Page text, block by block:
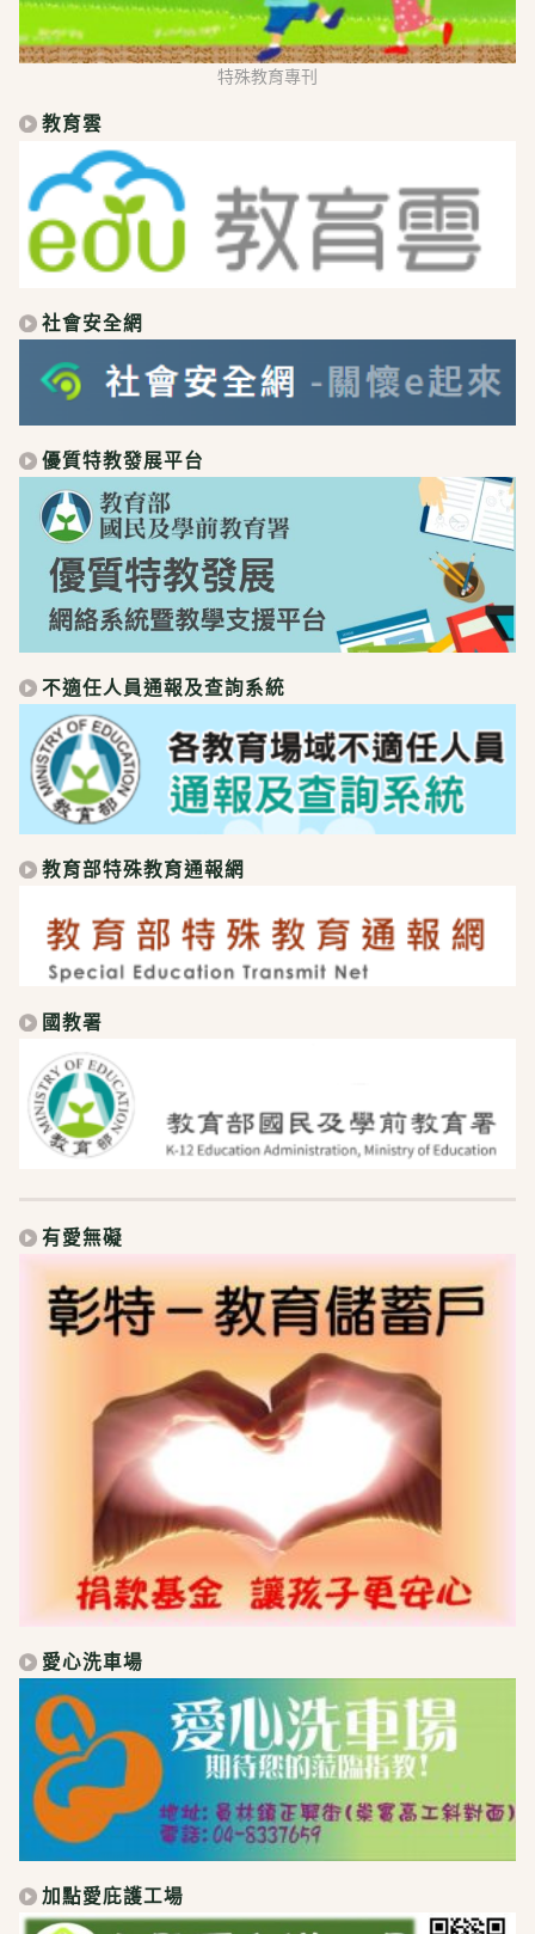
特殊教育專刊
教育雲
社會安全網
優質特教發展平台
不適任人員通報及查詢系統
教育部特殊教育通報網
國教署
有愛無礙
愛心洗車場
加點愛庇護工場